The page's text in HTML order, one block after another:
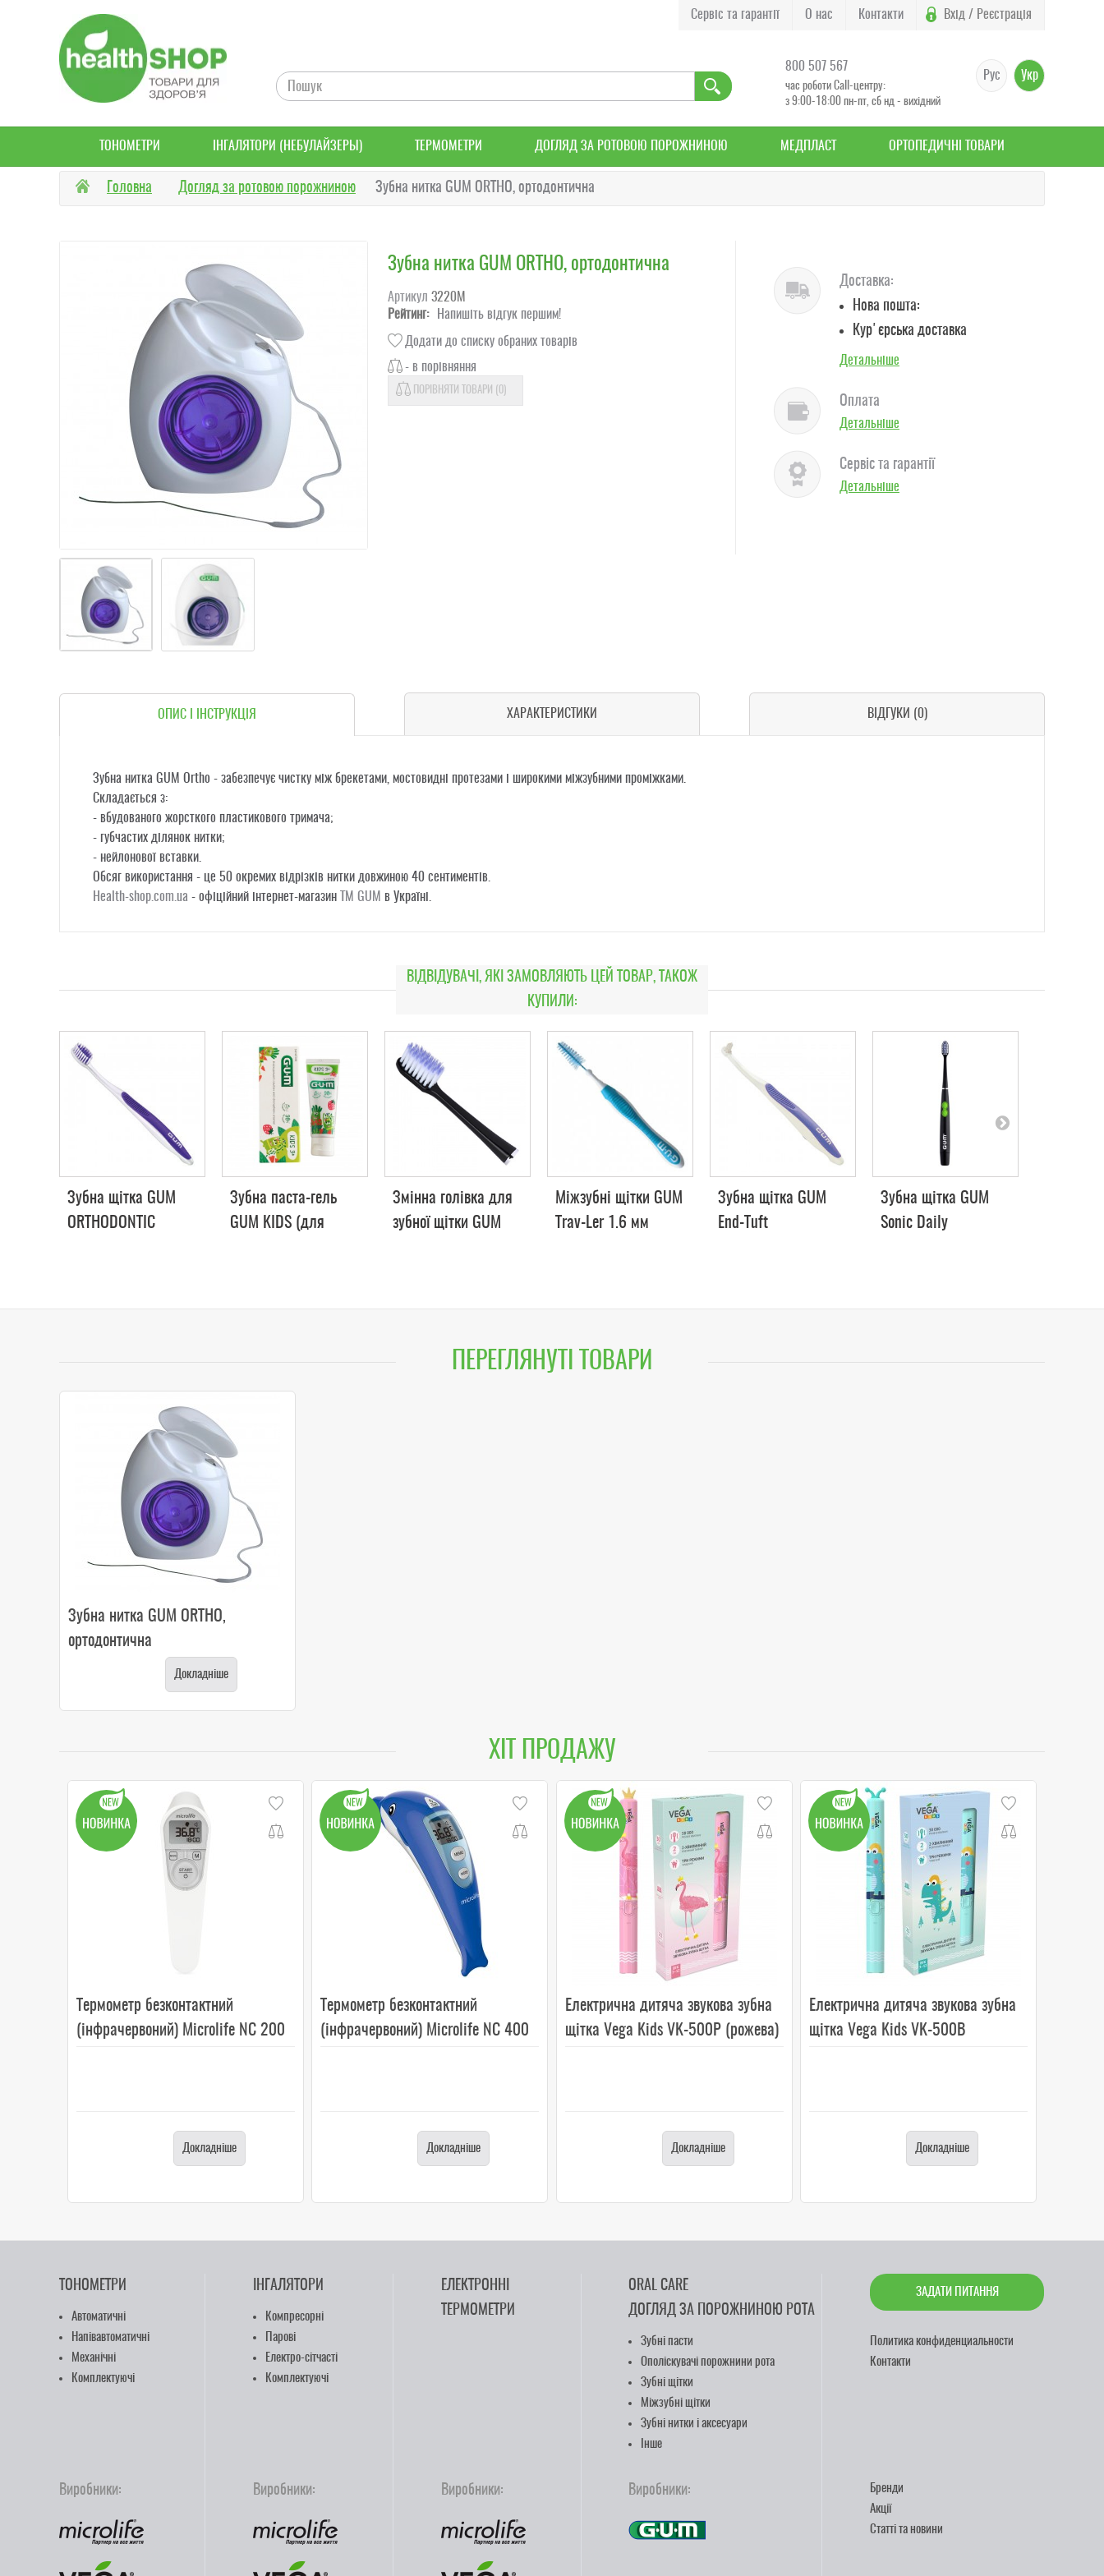
Вхід / Реєстрація
Сервіс та гарантії О нас Контакти
Рус Укр
800 507 567
час роботи Call-центру:
з 9:00-18:00 пн-пт, сб нд - вихідний
ТОНОМЕТРИ ІНГАЛЯТОРИ (НЕБУЛАЙЗЕРЫ) ТЕРМОМЕТРИ ДОГЛЯД ЗА РОТОВОЮ ПОРОЖНИНОЮ МЕДПЛАСТ ОРТОПЕДИЧНІ ТОВАРИ
Головна Догляд за ротовою порожниною Зубна нитка GUM ORTHO, ортодонтична
Зубна нитка GUM ORTHO, ортодонтична
Артикул 3220M
Рейтинг:
Напишіть відгук першим!
Додати до списку обраних товарів
- в порівняння
ПОРІВНЯТИ ТОВАРИ ( 0)
Доставка:
Нова пошта:
Кур'єрська доставка
Детальніше
Оплата
Детальніше
Сервіс та гарантії
Детальніше
ОПИС І ІНСТРУКЦІЯ ХАРАКТЕРИСТИКИ ВІДГУКИ (0)
Зубна нитка GUM Ortho - забезпечує чистку між брекетами, мостовидні протезами і широкими міжзубними проміжками.
Складається з:
- вбудованого жорсткого пластикового тримача;
- губчастих ділянок нитки;
- нейлонової вставки.
Обсяг використання - це 50 окремих відрізків нитки довжиною 40 сентиментів.
Health-shop.com.ua - офіційний інтернет-магазин ТМ GUM в Україні.
ВІДВІДУВАЧІ, ЯКІ ЗАМОВЛЯЮТЬ ЦЕЙ ТОВАР, ТАКОЖ
КУПИЛИ:
Зубна щітка GUM
ORTHODONTIC
Зубна паста-гель
GUM KIDS (для
Змінна голівка для
зубної щітки GUM
Міжзубні щітки GUM
Trav-Ler 1.6 мм
Зубна щітка GUM
End-Tuft
Зубна щітка GUM
Sonic Daily
ПЕРЕГЛЯНУТІ ТОВАРИ
Зубна нитка GUM ORTHO,
ортодонтична
Докладніше
ХІТ ПРОДАЖУ
Термометр безконтактний
(інфрачервоний) Microlife NC 200
Докладніше
Термометр безконтактний
(інфрачервоний) Microlife NC 400
Докладніше
Електрична дитяча звукова зубна
щітка Vega Kids VK-500P (рожева)
Докладніше
Електрична дитяча звукова зубна
щітка Vega Kids VK-500B
Докладніше
ТОНОМЕТРИ
Автоматичні
Напівавтоматичні
Механічні
Комплектуючі
ІНГАЛЯТОРИ
Компресорні
Парові
Електро-сітчасті
Комплектуючі
ЕЛЕКТРОННІ
ТЕРМОМЕТРИ
ORAL CARE
ДОГЛЯД ЗА ПОРОЖНИНОЮ РОТА
Зубні пасти
Ополіскувачі порожнини рота
Зубні щітки
Міжзубні щітки
Зубні нитки і аксесуари
Інше
ЗАДАТИ ПИТАННЯ
Политика конфиденциальности
Контакти
Виробники: Виробники: Виробники: Виробники:
Бренди
Акції
Статті та новини